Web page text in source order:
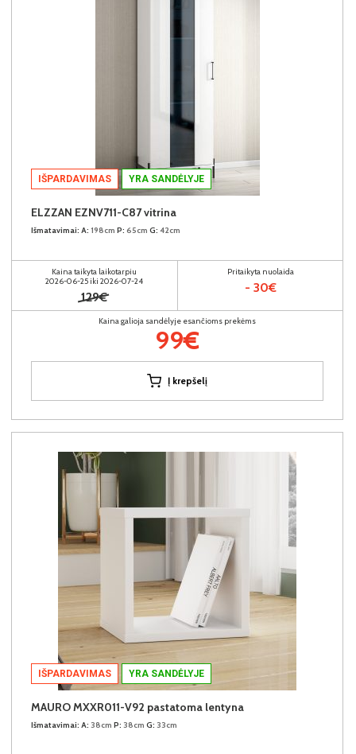
IŠPARDAVIMAS YRA SANDĖLYJE
ELZZAN EZNV711-C87 vitrina
Išmatavimai: A: 198cm P: 65cm G: 42cm
Kaina taikyta laikotarpiu
2026-06-25 iki 2026-07-24
129€
Pritaikyta nuolaida
- 30€
Kaina galioja sandėlyje esančioms prekėms
99€
Į krepšelį
IŠPARDAVIMAS YRA SANDĖLYJE
MAURO MXXR011-V92 pastatoma lentyna
Išmatavimai: A: 38cm P: 38cm G: 33cm